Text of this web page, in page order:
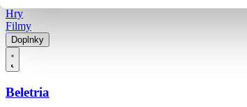
Hry
Filmy
Doplnky
Beletria